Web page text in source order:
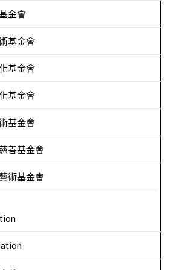
金會
基金會
基金會
基金會
基金會
善基金會
術基金會